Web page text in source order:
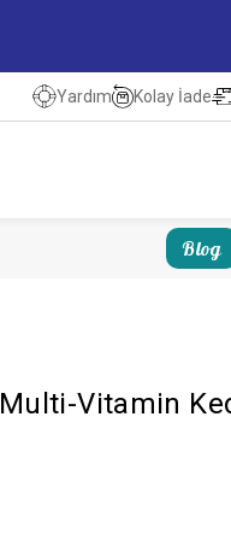
Yardım Kolay İade
Blog
Vitamin